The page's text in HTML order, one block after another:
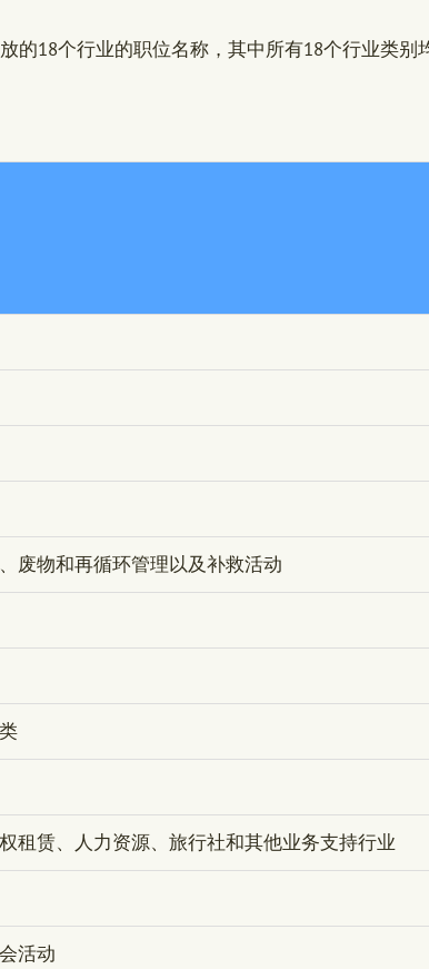
的18个行业的职位名称，其中所有18个行业类别
废物和再循环管理以及补救活动
租赁、人力资源、旅行社和其他业务支持行业
活动